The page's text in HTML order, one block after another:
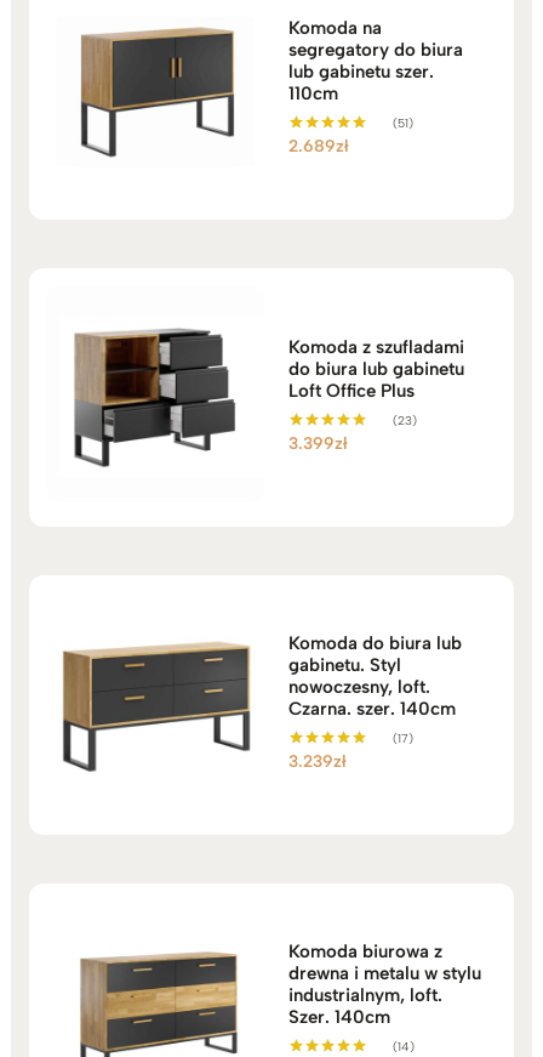
Komoda na
segregatory do biura
lub gabinetu szer.
110cm
Oceniono
(51)
2.689zł
Komoda z szufladami
do biura lub gabinetu
Loft Office Plus
Oceniono
(23)
3.399zł
Komoda do biura lub
gabinetu. Styl
nowoczesny, loft.
Czarna. szer. 140cm
Oceniono
(17)
3.239zł
Komoda biurowa z
drewna i metalu w stylu
industrialnym, loft.
Szer. 140cm
(14)